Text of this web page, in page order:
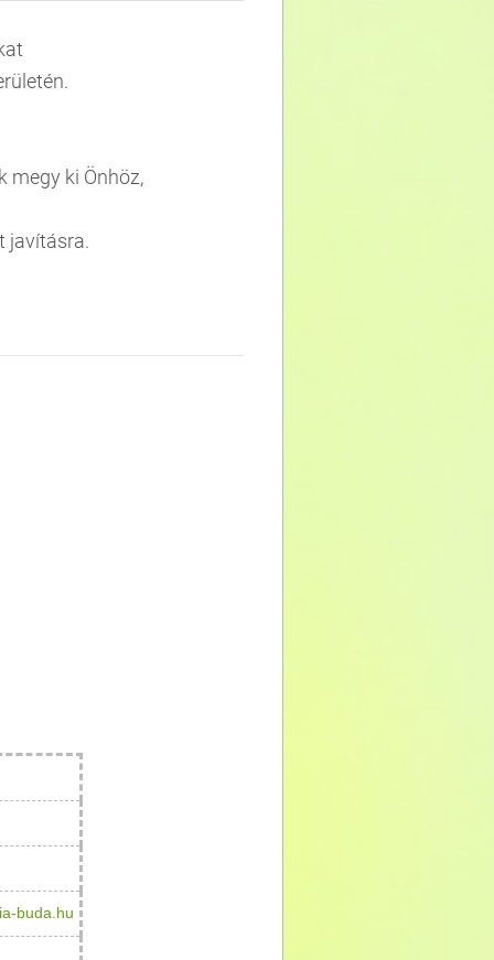
megy ki Önhöz,
javításra.
buda.hu